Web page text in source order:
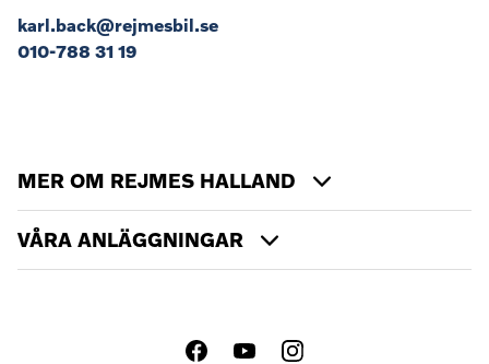
karl.back@rejmesbil.se
010-788 31 19
MER OM REJMES HALLAND
VÅRA ANLÄGGNINGAR